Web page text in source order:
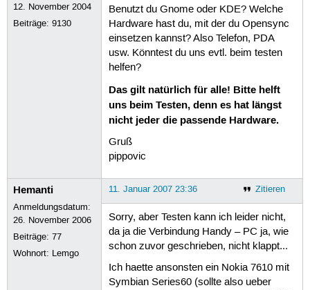
12. November 2004
Beiträge:9130
Benutzt du Gnome oder KDE? Welche
Hardware hast du, mit der du Opensync
einsetzen kannst? Also Telefon, PDA
usw. Könntest du uns evtl. beim testen
helfen?
Das gilt natürlich für alle! Bitte helft
uns beim Testen, denn es hat längst
nicht jeder die passende Hardware.
Gruß
pippovic
Hemanti
Anmeldungsdatum:
26. November 2006
Beiträge:77
Wohnort: Lemgo
Zitieren
11. Januar 2007 23:36
Sorry, aber Testen kann ich leider nicht,
da ja die Verbindung Handy – PC ja, wie
schon zuvor geschrieben, nicht klappt...
Ich haette ansonsten ein Nokia 7610 mit
Symbian Series60 (sollte also ueber